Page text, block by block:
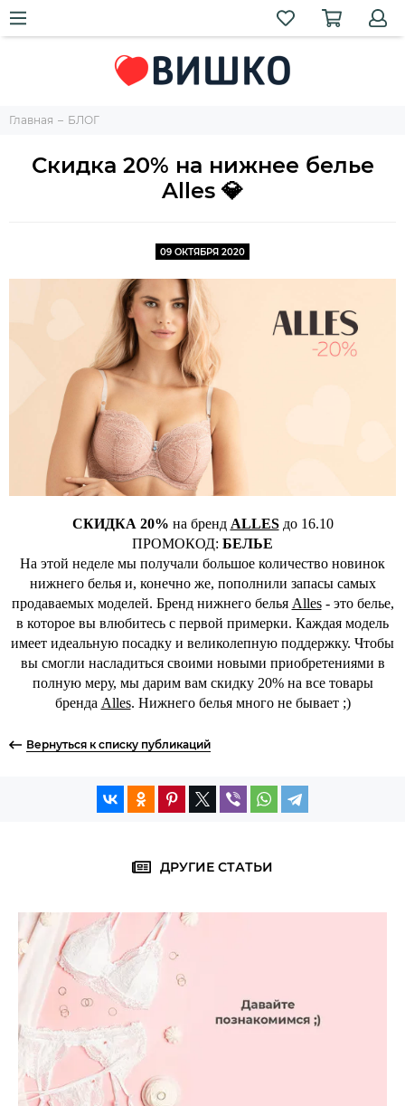
Главная БЛОГ
Скидка 20% на нижнее белье
Alles 💎
09 ОКТЯБРЯ 2020
СКИДКА 20% на бренд ALLES до 16.10
ПРОМОКОД: БЕЛЬЕ
На этой неделе мы получали большое количество новинок
нижнего белья и, конечно же, пополнили запасы самых
продаваемых моделей. Бренд нижнего белья Alles- это белье,
в которое вы влюбитесь с первой примерки. Каждая модель
имеет идеальную посадку и великолепную поддержку. Чтобы
вы смогли насладиться своими новыми приобретениями в
полную меру, мы дарим вам скидку 20% на все товары
бренда Alles. Нижнего белья много не бывает ;)
Вернуться к списку публикаций
ДРУГИЕ СТАТЬИ